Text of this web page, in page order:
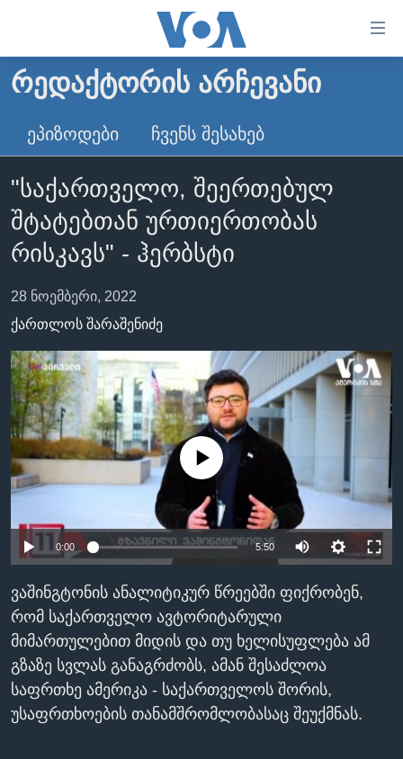
ხელმისაწვდომობისთვის
გადადით
მთავარზე
გადადით
მთავარ
ნავიგაციაზე
გადადით
ძიებაზე
ᲛᲗᲐᲕᲐᲠᲘ
ᲐᲮᲐᲚᲘ ᲐᲛᲑᲔᲑᲘ
ᲡᲐᲥᲐᲠᲗᲕᲔᲚᲝ
ᲐᲨᲨ
ᲐᲨᲨ-ᲘᲡ ᲐᲠᲩᲔᲕᲜᲔᲑᲘ 2024
ᲛᲡᲝᲤᲚᲘᲝ
ᲕᲘᲓᲔᲝᲔᲑᲘ
ᲒᲐᲓᲐᲪᲔᲛᲔᲑᲘ
ᲕᲐᲨᲘᲜᲒᲢᲝᲜᲘ ᲓᲦᲔᲡ
ᲮᲔᲓᲕᲐ ᲕᲐᲨᲘᲜᲒᲢᲝᲜᲘᲓᲐᲜ
ᲡᲢᲣᲓᲘᲐ ᲕᲐᲨᲘᲜᲒᲢᲝᲜᲘ
ᲡᲮᲕᲐ ᲡᲘᲐᲮᲚᲔᲔᲑᲘ
ᲞᲝᲚᲘᲢᲘᲙᲐ
ᲔᲙᲝᲜᲝᲛᲘᲙᲐ
ᲯᲐᲜᲛᲠᲗᲔᲚᲝᲑᲐ
ᲛᲔᲪᲜᲘᲔᲠᲔᲑᲐ
ᲙᲣᲚᲢᲣᲠᲐ
ᲒᲐᲚᲘᲚᲔᲝ
ᲓᲔᲖᲘᲜᲤᲝᲠᲛᲐᲪᲘᲐ
ᲠᲣᲡᲔᲗᲘᲡ ᲨᲔᲭᲠᲐ ᲣᲙᲠᲐᲘᲜᲐᲨᲘ
Learning English
ᲗᲕᲐᲚᲘ ᲒᲕᲐᲓᲔᲕᲜᲔᲗ
ენები
ᲠᲔᲓᲐᲥᲢᲝᲠᲘᲡ ᲐᲠᲩᲔᲕᲐᲜᲘ
ᲔᲞᲘᲖᲝᲓᲔᲑᲘ ᲩᲕᲔᲜᲡ ᲨᲔᲡᲐᲮᲔᲑ
"საქართველო, შეერთებულ
შტატებთან ურთიერთობას
რისკავს" - ჰერბსტი
28 ნოემბერი, 2022
ქართლოს შარაშენიძე
No media source currently available
0:00 5:50
ვაშინგტონის ანალიტიკურ წრეებში ფიქრობენ,
რომ საქართველო ავტორიტარული
მიმართულებით მიდის და თუ ხელისუფლება ამ
გზაზე სვლას განაგრძობს, ამან შესაძლოა
საფრთხე ამერიკა - საქართველოს შორის,
უსაფრთხოების თანამშრომლობასაც შეუქმნას.